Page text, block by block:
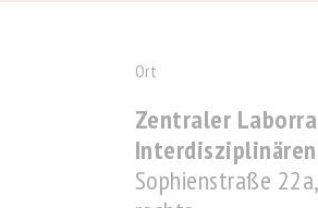
Ort
Zentraler
Sophienstraße